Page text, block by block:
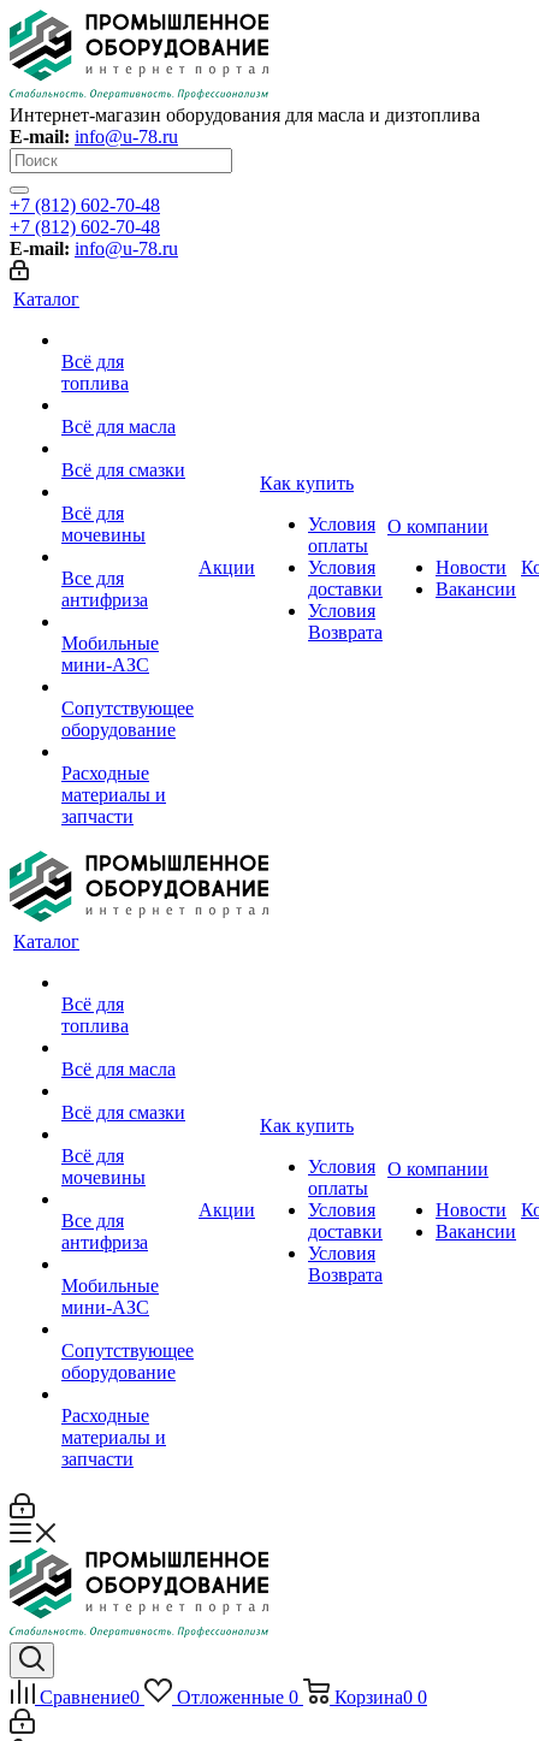
Интернет-магазин оборудования для масла и дизтоплива
E-mail: info@u-78.ru
+7 (812) 602-70-48
+7 (812) 602-70-48
E-mail: info@u-78.ru
Каталог
Всё для
топлива
Всё для масла
Всё для смазки
Всё для
мочевины
Все для
антифриза
Мобильные
мини-АЗС
Сопутствующее
оборудование
Расходные
материалы и
запчасти
Акции
Как купить
Условия
оплаты
Условия
доставки
Условия
Возврата
О компании
Новости
Вакансии
Каталог
Всё для
топлива
Всё для масла
Всё для смазки
Всё для
мочевины
Все для
антифриза
Мобильные
мини-АЗС
Сопутствующее
оборудование
Расходные
материалы и
запчасти
Акции
Как купить
Условия
оплаты
Условия
доставки
Условия
Возврата
О компании
Новости
Вакансии
Сравнение0 Отложенные 0 Корзина0 0